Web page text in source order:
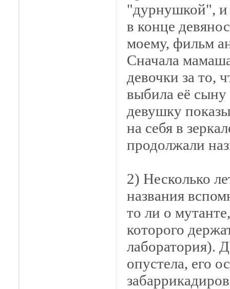
"дурнушкой", и
в конце
моему, фильм
Сначала
девочки за то,
выбила её сыну
девушку
на себя в
продолжали
2) Несколько
названия
то ли о
которого
лаборатория).
опустела, его